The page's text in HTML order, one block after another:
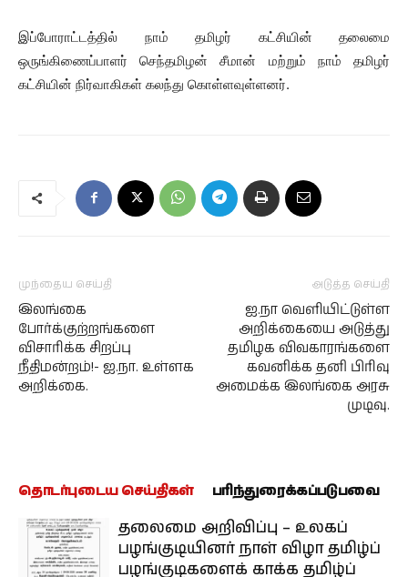
இப்போராட்டத்தில் நாம் தமிழர் கட்சியின் தலைமை
ஒருங்கிணைப்பாளர் செந்தமிழன் சீமான் மற்றும் நாம் தமிழர்
கட்சியின் நிர்வாகிகள் கலந்து கொள்ளவுள்ளனர்.
முந்தைய செய்தி
இலங்கை
போர்க்குற்றங்களை
விசாரிக்க சிறப்பு
நீதிமன்றம்!- ஐ.நா. உள்ளக
அறிக்கை.
அடுத்த செய்தி
ஐ.நா வெளியிட்டுள்ள
அறிக்கையை அடுத்து
தமிழக விவகாரங்களை
கவனிக்க தனி பிரிவு
அமைக்க இலங்கை அரசு
முடிவு.
தொடர்புடைய செய்திகள் பரிந்துரைக்கப்படுபவை
தலைமை அறிவிப்பு – உலகப்
பழங்குடியினர் நாள் விழா தமிழ்ப்
பழங்குடிகளைக் காக்க தமிழ்ப்